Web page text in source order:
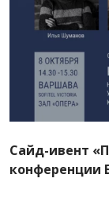
Сайд-ивент
конференции